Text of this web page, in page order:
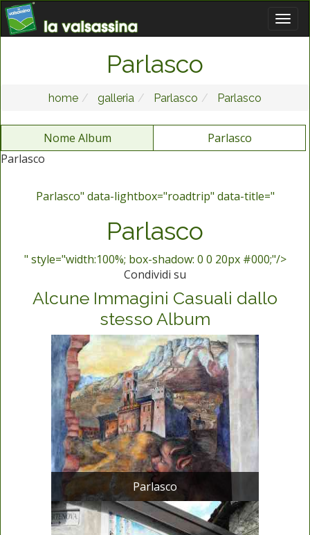
Parlasco
home galleria Parlasco Parlasco
Nome Album
Parlasco
Parlasco
Parlasco" data-lightbox="roadtrip" data-title="
Parlasco
" style="width:100%; box-shadow: 0 0 20px #000;"/>
Condividi su
Alcune Immagini Casuali dallo
stesso Album
Parlasco